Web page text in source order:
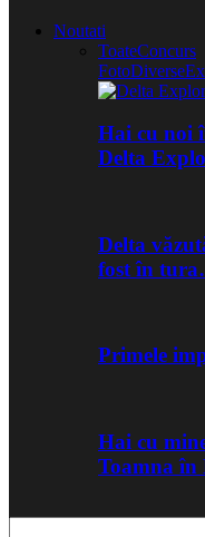
Noutati
ToateConcurs
FotoDiverse
Hai cu noi
Delta
Delta
fost în
Primele
Hai cu
Toamna